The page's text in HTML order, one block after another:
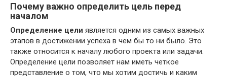
Почему важно определить цель перед
началом
Определение цели является одним из самых важных
этапов в достижении успеха в чем бы то ни было. Это
также относится к началу любого проекта или задачи.
Определение цели позволяет нам иметь четкое
представление о том, что мы хотим достичь и каким